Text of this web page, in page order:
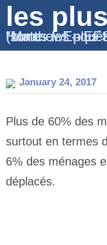
les
Home /
Enquête de sécurité alimentaire d’urgence post- “Matthew”
Enquête de sécurité
January 24, 2017
Plus de 60% des
surtout en termes
6% des ménages
déplacés.